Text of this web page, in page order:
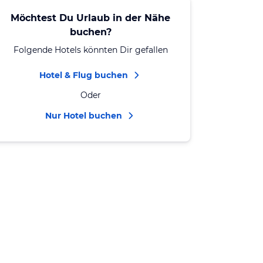
Möchtest Du Urlaub in der Nähe
buchen?
Folgende Hotels könnten Dir gefallen
Hotel & Flug buchen
Oder
Nur Hotel buchen